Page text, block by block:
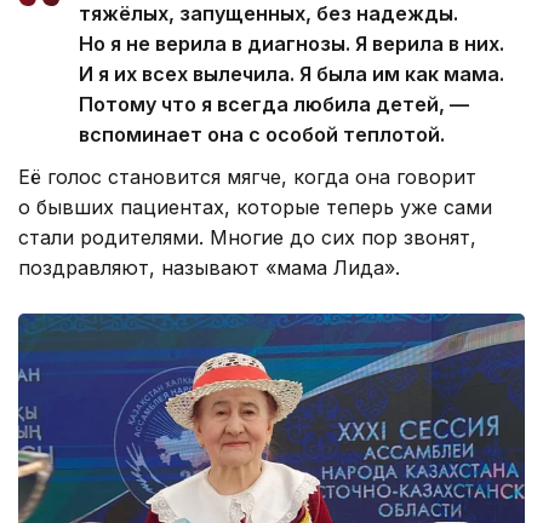
тяжёлых, запущенных, без надежды.
Но я не верила в диагнозы. Я верила в них.
И я их всех вылечила. Я была им как мама.
Потому что я всегда любила детей, —
вспоминает она с особой теплотой.
Её голос становится мягче, когда она говорит
о бывших пациентах, которые теперь уже сами
стали родителями. Многие до сих пор звонят,
поздравляют, называют «мама Лида».